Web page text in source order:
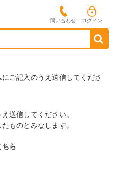
問い合わせ ログイン
ご記入のうえ送信してくださ
送信してください。
ものとみなします。
ちら